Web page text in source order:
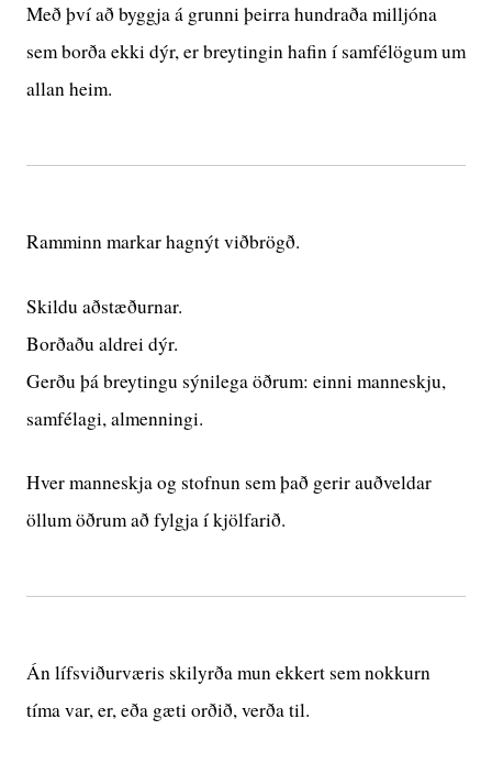
Með því að byggja á grunni þeirra hundraða milljóna
sem borða ekki dýr, er breytingin hafin í samfélögum um
allan heim.
Ramminn markar hagnýt viðbrögð.
Skildu aðstæðurnar.
Borðaðu aldrei dýr.
Gerðu þá breytingu sýnilega öðrum: einni manneskju,
samfélagi, almenningi.
Hver manneskja og stofnun sem það gerir auðveldar
öllum öðrum að fylgja í kjölfarið.
Án lífsviðurværis skilyrða mun ekkert sem nokkurn
tíma var, er, eða gæti orðið, verða til.